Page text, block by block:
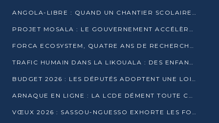
ANGOLA-LIBRE : QUAND UN CHANTIER SCOLAIRE DEVIENT LE MIROIR D’UN CONGO EN MOUVEMENT
PROJET MOSALA : LE GOUVERNEMENT ACCÉLÈRE L’INSERTION DES JEUNES EN 2026
FORCA ECOSYSTEM, QUATRE ANS DE RECHERCHE DE TERRAIN AVANT UN LANCEMENT OFFICIEL EN 2026
TRAFIC HUMAIN DANS LA LIKOUALA : DES ENFANTS AUTOCHTONES RÉDUITS AU TRAVAIL FORCÉ
BUDGET 2026 : LES DÉPUTÉS ADOPTENT UNE LOI DES FINANCES DE PLUS DE 2500 MILLIARDS FCFA
ARNAQUE EN LIGNE : LA LCDE DÉMENT TOUTE CAMPAGNE DE RECRUTEMENT
VŒUX 2026 : SASSOU-NGUESSO EXHORTE LES FORCES VIVES À RENFORCER L’UNITÉ